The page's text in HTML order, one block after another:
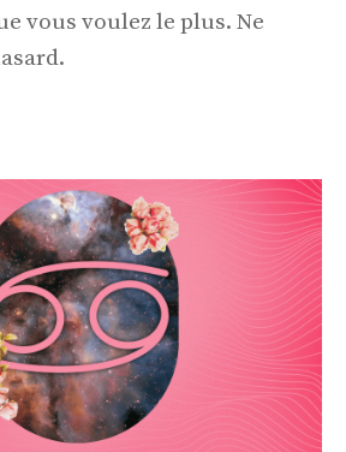
vous voulez le plus. Ne